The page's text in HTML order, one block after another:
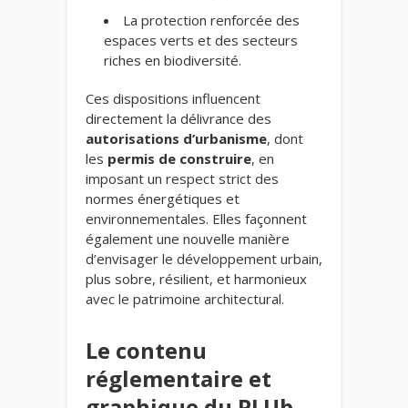
La protection renforcée des
espaces verts et des secteurs
riches en biodiversité.
Ces dispositions influencent
directement la délivrance des
autorisations d’urbanisme, dont
les permis de construire, en
imposant un respect strict des
normes énergétiques et
environnementales. Elles façonnent
également une nouvelle manière
d’envisager le développement urbain,
plus sobre, résilient, et harmonieux
avec le patrimoine architectural.
Le contenu
réglementaire et